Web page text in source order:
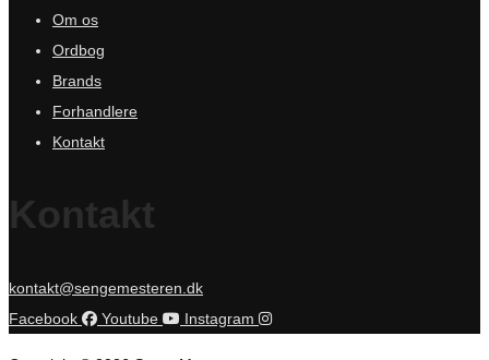
Om os
Ordbog
Brands
Forhandlere
Kontakt
Kontakt
kontakt@sengemesteren.dk
Facebook
Youtube Instagram